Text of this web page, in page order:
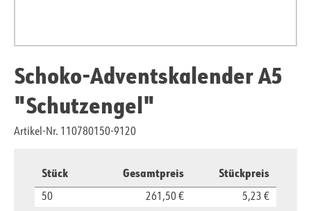
Schoko-Adventskalender A5
"Schutzengel"
Artikel-Nr. 110780150-9120
Stück Gesamtpreis Stückpreis
50 261,50 €
5,23 €